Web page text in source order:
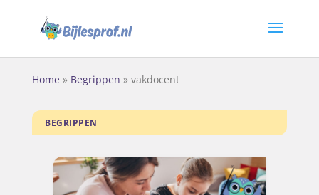
Home » Begrippen » vakdocent
BEGRIPPEN